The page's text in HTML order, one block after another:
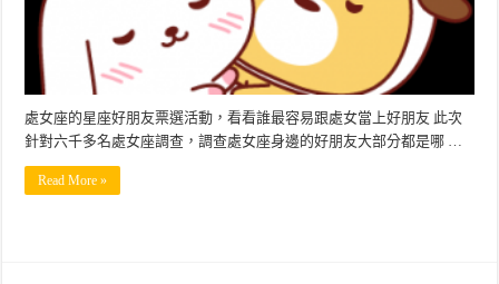
處女座的星座好朋友票選活動，看看誰最容易跟處女當上好朋友 此次
針對六千多名處女座調查，調查處女座身邊的好朋友大部分都是哪 …
Read More »